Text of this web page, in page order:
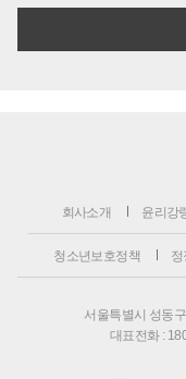
회사소개 윤리강
청소년보호정책 정
서울특별시 성동
대표전화 :